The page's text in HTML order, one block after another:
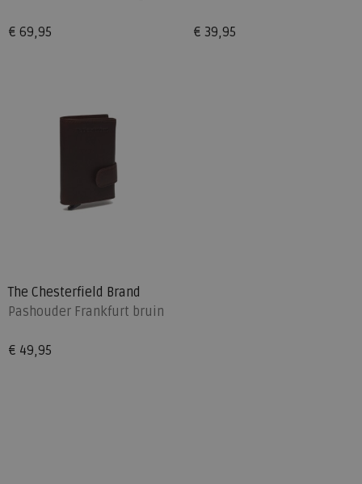
€ 69,95 € 39,95
The Chesterfield Brand
Pashouder Frankfurt bruin
€ 49,95